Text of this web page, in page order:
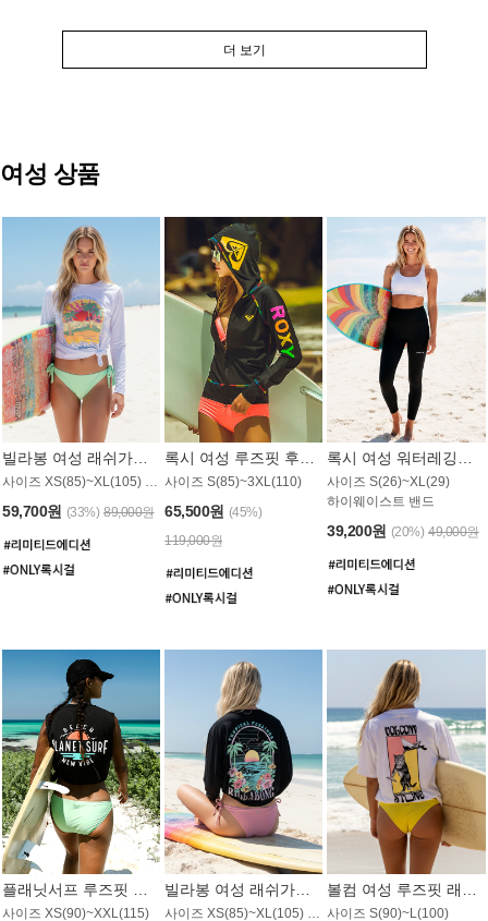
더 보기
여성 상품
59,700원 (33%) 89,000원
사이즈 S(85)~3XL(110)
65,500원 (45%)
119,000원
사이즈 S(26)~XL(29)
하이웨이스트 밴드
39,200원 (20%) 49,000원
사이즈 XS(90)~XXL(115) 사이즈 XS(85)~XL(105) / 오버핏 사이즈 S(90)~L(100)